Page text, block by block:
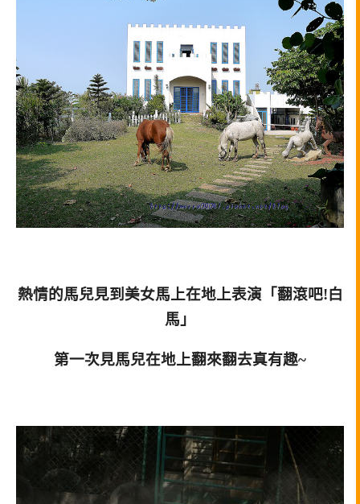
熱情的馬兒見到美女馬上在地上表演「翻滾吧!白
馬」
第一次見馬兒在地上翻來翻去真有趣~